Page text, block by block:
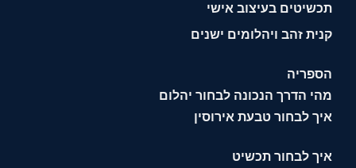
תכשיטים בעיצוב אישי
קנית זהב ויהלומים ישנים
הספריה
מהי הדרך הנכונה לבחור יהלום
איך לבחור טבעת אירוסין
איך לבחור תכשיט